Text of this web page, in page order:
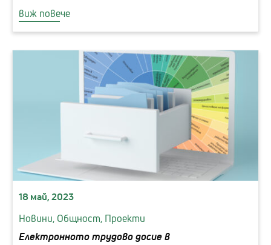
виж повече
18 май, 2023
Новини, Общност, Проекти
Електронното трудово досие в